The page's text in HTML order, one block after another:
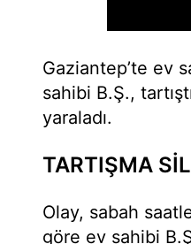
Gaziantep’te ev
sahibi B.Ş.,
yaraladı.
TARTIŞMA
Olay, sabah
göre ev sahibi